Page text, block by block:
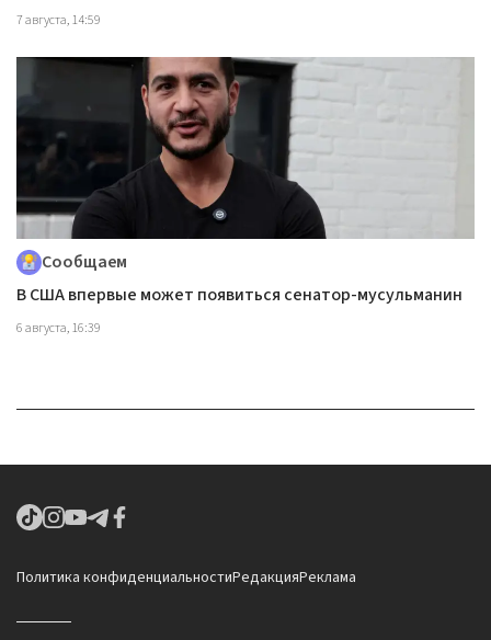
7 августа, 14:59
Сообщаем
В США впервые может появиться сенатор-мусульманин
6 августа, 16:39
Политика конфиденциальностиРедакцияРеклама